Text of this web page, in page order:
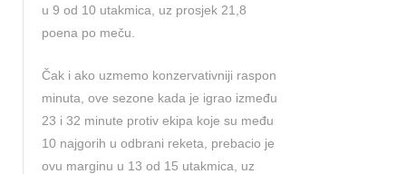
u 9 od 10 utakmica, uz prosjek 21,8
poena po meču.
Čak i ako uzmemo konzervativniji raspon
minuta, ove sezone kada je igrao između
23 i 32 minute protiv ekipa koje su među
10 najgorih u odbrani reketa, prebacio je
ovu marginu u 13 od 15 utakmica, uz